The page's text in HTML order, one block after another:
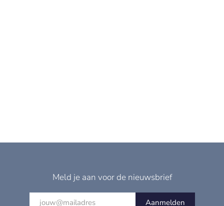
Meld je aan voor de nieuwsbrief
Aanmelden